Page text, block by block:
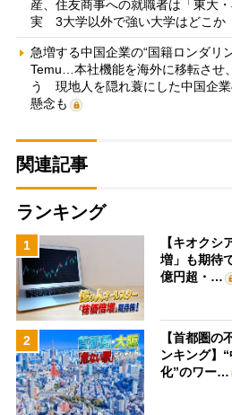
産、住友商事への就職者は「東大
実 3大学以外で強い大学はどこか
急増する中国企業の“国籍ロンダリ
Temu…本社機能を海外に移転させ
う 現地人を隠れ蓑にした中国企
懸念も
関連記事
ランキング
1
【キオクシ
増」も期待
億円超・…
2
【首都圏の
ンキング】
化”のワー…